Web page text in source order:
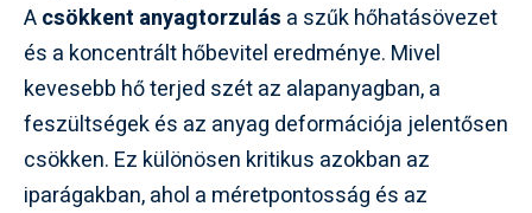
Acsökkent anyagtorzulás a szűk hőhatásövezet
és a koncentrált hőbevitel eredménye. Mivel
kevesebb hő terjed szét az alapanyagban, a
feszültségek és az anyag deformációja jelentősen
csökken. Ez különösen kritikus azokban az
iparágakban, ahol a méretpontosság és az